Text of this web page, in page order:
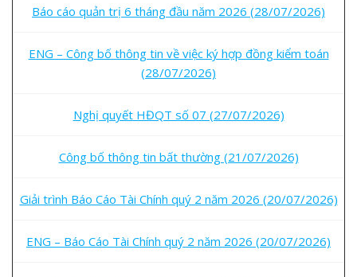
Báo cáo quản trị 6 tháng đầu năm 2026 (28/07/2026)
ENG – Công bố thông tin về việc ký hợp đồng kiểm toán
(28/07/2026)
Nghị quyết HĐQT số 07 (27/07/2026)
Công bố thông tin bất thường (21/07/2026)
Giải trình Báo Cáo Tài Chính quý 2 năm 2026 (20/07/2026)
ENG – Báo Cáo Tài Chính quý 2 năm 2026 (20/07/2026)